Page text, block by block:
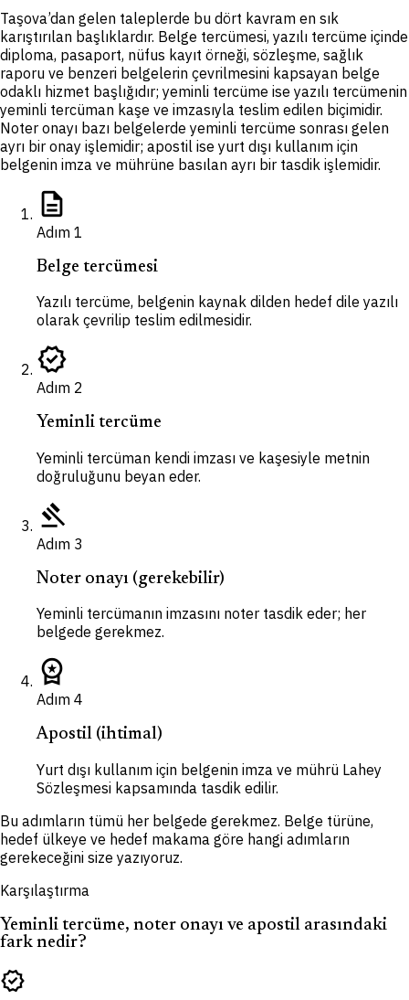
Taşova’dan gelen taleplerde bu dört kavram en sık
karıştırılan başlıklardır. Belge tercümesi, yazılı tercüme içinde
diploma, pasaport, nüfus kayıt örneği, sözleşme, sağlık
raporu ve benzeri belgelerin çevrilmesini kapsayan belge
odaklı hizmet başlığıdır; yeminli tercüme ise yazılı tercümenin
yeminli tercüman kaşe ve imzasıyla teslim edilen biçimidir.
Noter onayı bazı belgelerde yeminli tercüme sonrası gelen
ayrı bir onay işlemidir; apostil ise yurt dışı kullanım için
belgenin imza ve mührüne basılan ayrı bir tasdik işlemidir.
description
Adım 1
Belge tercümesi
Yazılı tercüme, belgenin kaynak dilden hedef dile yazılı
olarak çevrilip teslim edilmesidir.
verified
Adım 2
Yeminli tercüme
Yeminli tercüman kendi imzası ve kaşesiyle metnin
doğruluğunu beyan eder.
gavel
Adım 3
Noter onayı (gerekebilir)
Yeminli tercümanın imzasını noter tasdik eder; her
belgede gerekmez.
workspace_premium
Adım 4
Apostil (ihtimal)
Yurt dışı kullanım için belgenin imza ve mührü Lahey
Sözleşmesi kapsamında tasdik edilir.
Bu adımların tümü her belgede gerekmez. Belge türüne,
hedef ülkeye ve hedef makama göre hangi adımların
gerekeceğini size yazıyoruz.
Karşılaştırma
Yeminli tercüme, noter onayı ve apostil arasındaki
fark nedir?
verified